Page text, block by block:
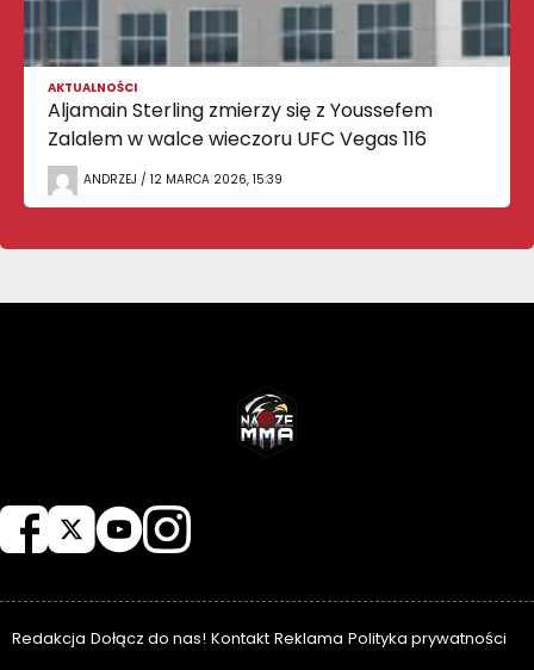
AKTUALNOŚCI
Aljamain Sterling zmierzy się z Youssefem
Zalalem w walce wieczoru UFC Vegas 116
ANDRZEJ / 12 MARCA 2026, 15:39
Redakcja Dołącz do nas! Kontakt Reklama Polityka prywatności